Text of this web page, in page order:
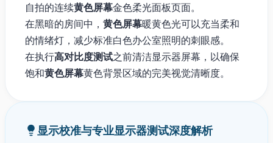
自拍的连续黄色屏幕金色柔光面板页面。
在黑暗的房间中， 黄色屏幕暖黄色光可以充当柔和
的情绪灯，减少标准白色办公室照明的刺眼感。
在执行高对比度测试之前清洁显示器屏幕，以确保
饱和黄色屏幕黄色背景区域的完美视觉清晰度。
显示校准与专业显示器测试深度解析